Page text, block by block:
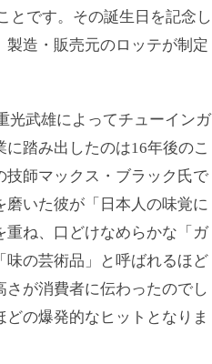
とです。その誕生日を記念し
造・販売元のロッテが制定
光武雄によってチューインガ
踏み出したのは16年後のこ
技師マックス・ブラック氏で
いた彼が「日本人の味覚に
ね、口どけなめらかな「ガ
味の芸術品」と呼ばれるほど
が消費者に伝わったのでし
の爆発的なヒットとなりま